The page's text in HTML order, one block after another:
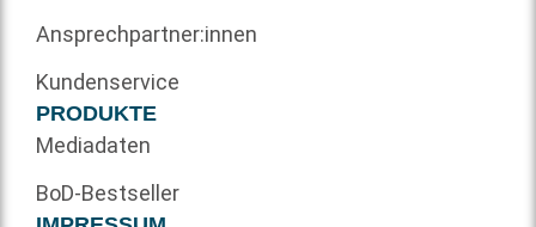
Ansprechpartner:innen
Kundenservice
PRODUKTE
Mediadaten
BoD-Bestseller